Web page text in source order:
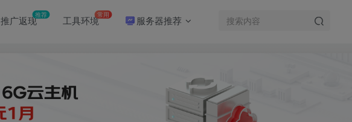
推广返现推荐 工具环境常用 服务器推荐